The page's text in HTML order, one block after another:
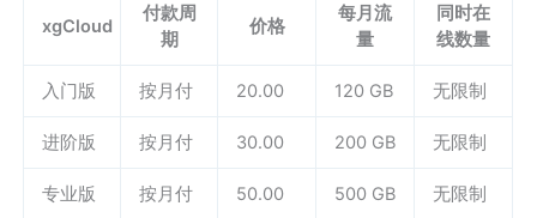
xgCloud
付款周
期
价格
每月流
量
同时在
线数量
入门版 按月付 20.00 120 GB 无限制
进阶版 按月付 30.00 200 GB 无限制
专业版 按月付 50.00 500 GB 无限制